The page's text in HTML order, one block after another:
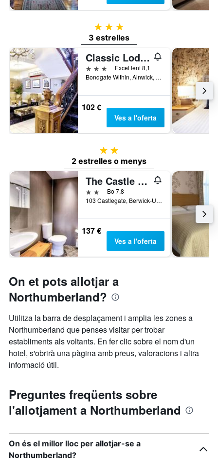
3 estrelles
3 estrelles
Classic Lodges - The White Swan
3 estrellesExcel·lent 8,1
Bondgate Within, Alnwick, Regne Unit
102 €
Ves a l'oferta
2 estrelles
2 estrelles o menys
The Castle Hotel
2 estrelles
Bo 7,8
103 Castlegate, Berwick-Upon-Tweed, Regne Unit
137 €
Ves a l'oferta
On et pots allotjar a
Northumberland?
Utilitza la barra de desplaçament i amplia les zones a
Northumberland que penses visitar per trobar
establiments als voltants. En fer clic sobre el nom d'un
hotel, s'obrirà una pàgina amb preus, valoracions i altra
informació útil.
Preguntes freqüents sobre
l'allotjament a Northumberland
On és el millor lloc per allotjar-se a
Northumberland?